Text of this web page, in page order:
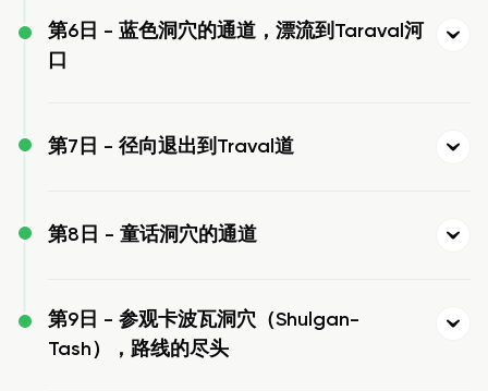
第6日 - 蓝色洞穴的通道，漂流到Taraval河
口
第7日 - 径向退出到Traval道
第8日 - 童话洞穴的通道
第9日 - 参观卡波瓦洞穴（Shulgan-
Tash），路线的尽头